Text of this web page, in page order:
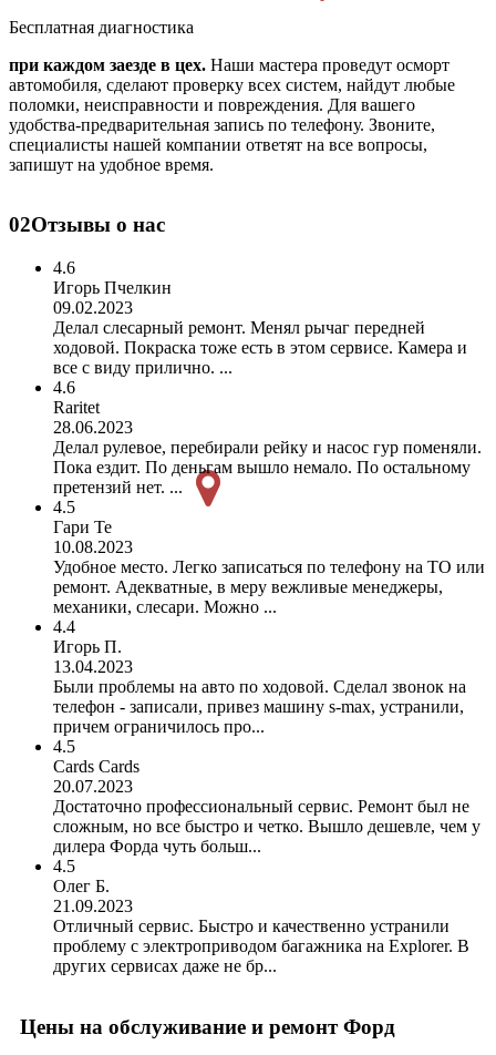
Бесплатная диагностика
при каждом заезде в цех. Наши мастера проведут осморт
автомобиля, сделают проверку всех систем, найдут любые
поломки, неисправности и повреждения. Для вашего
удобства-предварительная запись по телефону. Звоните,
специалисты нашей компании ответят на все вопросы,
запишут на удобное время.
02Отзывы о нас
4.6
Игорь Пчелкин
09.02.2023
Делал слесарный ремонт. Менял рычаг передней
ходовой. Покраска тоже есть в этом сервисе. Камера и
все с виду прилично. ...
4.6
Raritet
28.06.2023
Делал рулевое, перебирали рейку и насос гур поменяли.
Пока ездит. По деньгам вышло немало. По остальному
претензий нет. ...
4.5
Гари Те
10.08.2023
Удобное место. Легко записаться по телефону на ТО или
ремонт. Адекватные, в меру вежливые менеджеры,
механики, слесари. Можно ...
4.4
Игорь П.
13.04.2023
Были проблемы на авто по ходовой. Сделал звонок на
телефон - записали, привез машину s-max, устранили,
причем ограничилось про...
4.5
Cards Cards
20.07.2023
Достаточно профессиональный сервис. Ремонт был не
сложным, но все быстро и четко. Вышло дешевле, чем у
дилера Форда чуть больш...
4.5
Олег Б.
21.09.2023
Отличный сервис. Быстро и качественно устранили
проблему с электроприводом багажника на Explorer. В
других сервисах даже не бр...
Цены на обслуживание и ремонт Форд